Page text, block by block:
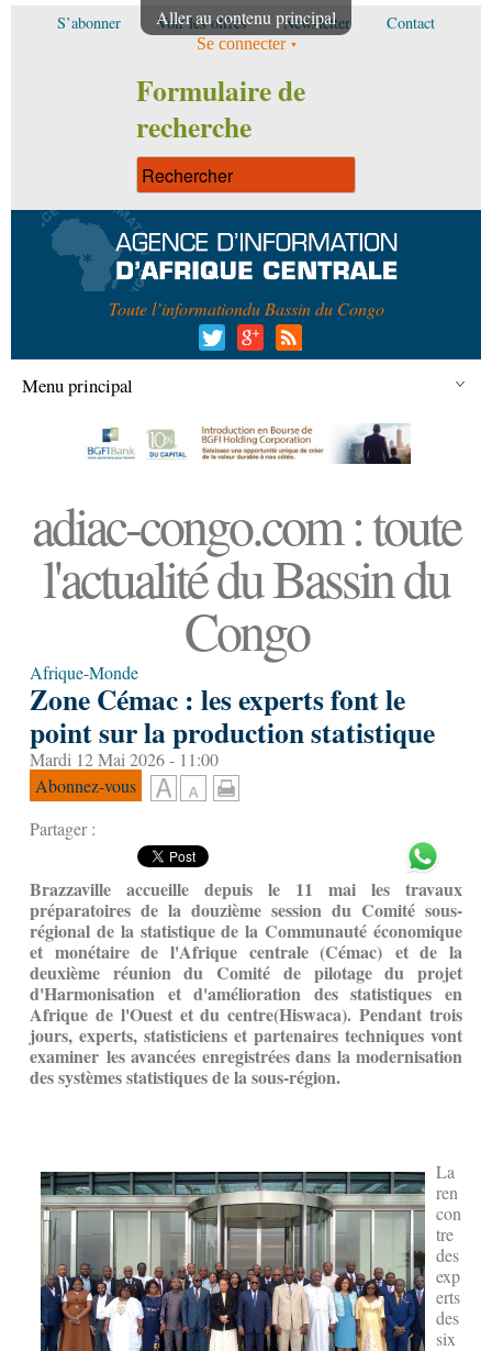
Aller au contenu principal
S’abonner Voir les offres Newsletter Contact
Se connecter
Formulaire de
recherche
Toute l’informationdu Bassin du Congo
Menu principal
adiac-congo.com : toute
l'actualité du Bassin du
Congo
Afrique-Monde
Zone Cémac : les experts font le
point sur la production statistique
Mardi 12 Mai 2026 - 11:00
Abonnez-vous
Partager :
Brazzaville accueille depuis le 11 mai les travaux
préparatoires de la douzième session du Comité sous-
régional de la statistique de la Communauté économique
et monétaire de l'Afrique centrale (Cémac) et de la
deuxième réunion du Comité de pilotage du projet
d'Harmonisation et d'amélioration des statistiques en
Afrique de l'Ouest et du centre(Hiswaca). Pendant trois
jours, experts, statisticiens et partenaires techniques vont
examiner les avancées enregistrées dans la modernisation
des systèmes statistiques de la sous-région.
La
ren
con
tre
des
exp
erts
des
six